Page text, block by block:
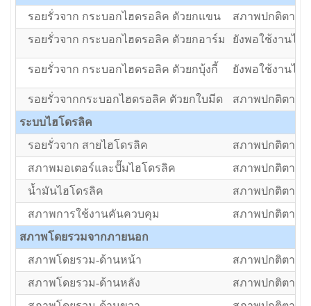
รอยรั่วจาก กระบอกไฮดรอลิค ตัวยกแขน
สภาพปกติตาม
รอยรั่วจาก กระบอกไฮดรอลิค ตัวยกอาร์ม
ยังพอใช้งานได้
รอยรั่วจาก กระบอกไฮดรอลิค ตัวยกบุ้งกี้ ยังพอใช้งานได้
รอยรั่วจากกระบอกไฮดรอลิค ตัวยกใบมีด
สภาพปกติตาม
ระบบไฮโดรลิค
รอยรั่วจาก สายไฮโดรลิค
สภาพปกติตาม
สภาพมอเตอร์และปั๊มไฮโดรลิค
สภาพปกติตาม
น้ำมันไฮโดรลิค
สภาพปกติตาม
สภาพการใช้งานคันควบคุม
สภาพปกติตาม
สภาพโดยรวมจากภายนอก
สภาพโดยรวม-ด้านหน้า
สภาพปกติตาม
สภาพโดยรวม-ด้านหลัง
สภาพปกติตาม